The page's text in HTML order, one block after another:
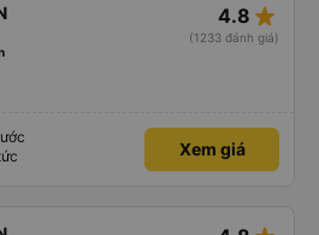
4.8 star_rate
(1233 đánh giá)
Xem giá